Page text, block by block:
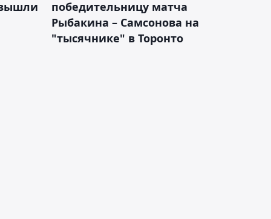
победительницу матча
Рыбакина – Самсонова на
"тысячнике" в Торонто